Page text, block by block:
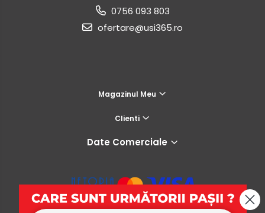
0756 093 803
ofertare@usi365.ro
Magazinul Meu
Clienti
Date Comerciale